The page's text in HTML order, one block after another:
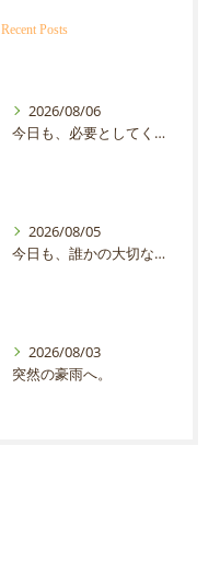
Recent Posts
2026/08/06
今日も、必要としてくださる方のもとへ。
2026/08/05
今日も、誰かの大切な人を乗せて走る。
2026/08/03
突然の豪雨へ。